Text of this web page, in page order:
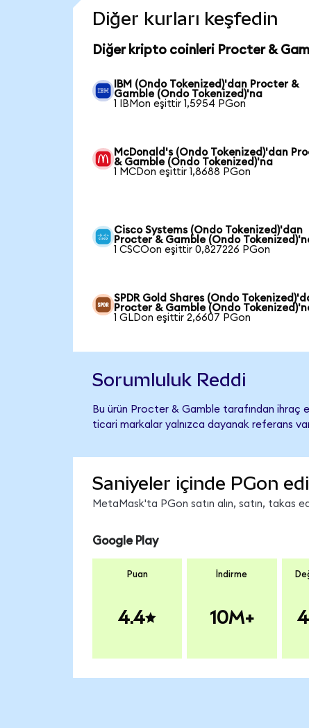
Diğer kurları keşfedin
Diğer kripto coinleri Procter &
IBM (Ondo Tokenized)'dan Procter &
Gamble (Ondo Tokenized)'na
1 IBMon eşittir 1,5954 PGon
McDonald's (Ondo Tokenized)'dan
& Gamble (Ondo Tokenized)'na
1 MCDon eşittir 1,8688 PGon
Cisco Systems (Ondo Tokenized)'dan
Procter & Gamble (Ondo
1 CSCOon eşittir 0,827226 PGon
SPDR Gold Shares (Ondo
Procter & Gamble (Ondo
1 GLDon eşittir 2,6607 PGon
Sorumluluk Reddi
Bu ürün Procter & Gamble tarafından ihraç
ticari markalar yalnızca dayanak referans
Saniyeler içinde PGon
MetaMask'ta PGon satın alın, satın, takas
Google Play
Puan
4.4
İndirme
10M+